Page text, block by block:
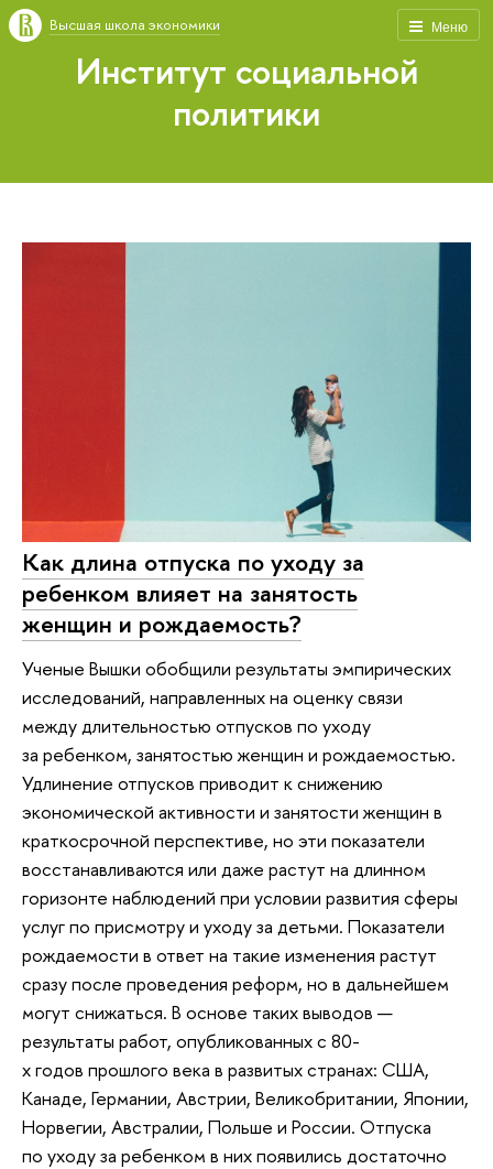
Меню
Высшая школа экономики
Институт социальной
политики
Как длина отпуска по уходу за
ребенком влияет на занятость
женщин и рождаемость?
Ученые Вышки обобщили результаты эмпирических
исследований, направленных на оценку связи
между длительностью отпусков по уходу
за ребенком, занятостью женщин и рождаемостью.
Удлинение отпусков приводит к снижению
экономической активности и занятости женщин в
краткосрочной перспективе, но эти показатели
восстанавливаются или даже растут на длинном
горизонте наблюдений при условии развития сферы
услуг по присмотру и уходу за детьми. Показатели
рождаемости в ответ на такие изменения растут
сразу после проведения реформ, но в дальнейшем
могут снижаться. В основе таких выводов —
результаты работ, опубликованных с 80-
х годов прошлого века в развитых странах: США,
Канаде, Германии, Австрии, Великобритании, Японии,
Норвегии, Австралии, Польше и России. Отпуска
по уходу за ребенком в них появились достаточно